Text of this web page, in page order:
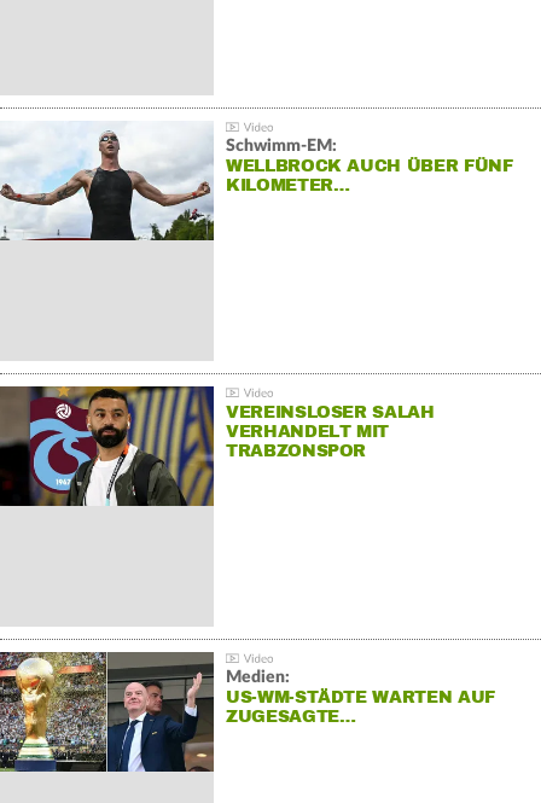
Schwimm-EM:
WELLBROCK AUCH ÜBER FÜNF
KILOMETER…
VEREINSLOSER SALAH
VERHANDELT MIT
TRABZONSPOR
Medien:
US-WM-STÄDTE WARTEN AUF
ZUGESAGTE…